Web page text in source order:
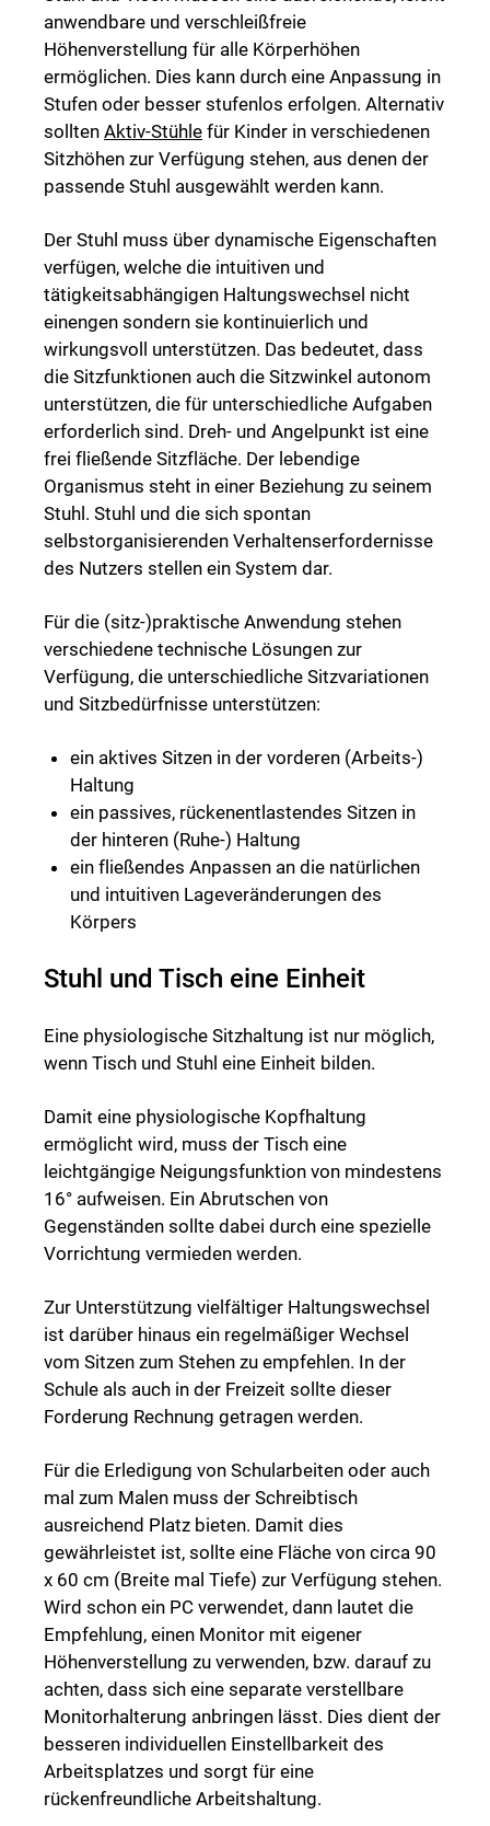
anwendbare und verschleißfreie
Höhenverstellung für alle Körperhöhen
ermöglichen. Dies kann durch eine Anpassung in
Stufen oder besser stufenlos erfolgen. Alternativ
sollten Aktiv-Stühle für Kinder in verschiedenen
Sitzhöhen zur Verfügung stehen, aus denen der
passende Stuhl ausgewählt werden kann.
Der Stuhl muss über dynamische Eigenschaften
verfügen, welche die intuitiven und
tätigkeitsabhängigen Haltungswechsel nicht
einengen sondern sie kontinuierlich und
wirkungsvoll unterstützen. Das bedeutet, dass
die Sitzfunktionen auch die Sitzwinkel autonom
unterstützen, die für unterschiedliche Aufgaben
erforderlich sind. Dreh- und Angelpunkt ist eine
frei fließende Sitzfläche. Der lebendige
Organismus steht in einer Beziehung zu seinem
Stuhl. Stuhl und die sich spontan
selbstorganisierenden Verhaltenserfordernisse
des Nutzers stellen ein System dar.
Für die (sitz-)praktische Anwendung stehen
verschiedene technische Lösungen zur
Verfügung, die unterschiedliche Sitzvariationen
und Sitzbedürfnisse unterstützen:
ein aktives Sitzen in der vorderen (Arbeits-)
Haltung
ein passives, rückenentlastendes Sitzen in
der hinteren (Ruhe-) Haltung
ein fließendes Anpassen an die natürlichen
und intuitiven Lageveränderungen des
Körpers
Stuhl und Tisch eine Einheit
Eine physiologische Sitzhaltung ist nur möglich,
wenn Tisch und Stuhl eine Einheit bilden.
Damit eine physiologische Kopfhaltung
ermöglicht wird, muss der Tisch eine
leichtgängige Neigungsfunktion von mindestens
16° aufweisen. Ein Abrutschen von
Gegenständen sollte dabei durch eine spezielle
Vorrichtung vermieden werden.
Zur Unterstützung vielfältiger Haltungswechsel
ist darüber hinaus ein regelmäßiger Wechsel
vom Sitzen zum Stehen zu empfehlen. In der
Schule als auch in der Freizeit sollte dieser
Forderung Rechnung getragen werden.
Für die Erledigung von Schularbeiten oder auch
mal zum Malen muss der Schreibtisch
ausreichend Platz bieten. Damit dies
gewährleistet ist, sollte eine Fläche von circa 90
x 60 cm (Breite mal Tiefe) zur Verfügung stehen.
Wird schon ein PC verwendet, dann lautet die
Empfehlung, einen Monitor mit eigener
Höhenverstellung zu verwenden, bzw. darauf zu
achten, dass sich eine separate verstellbare
Monitorhalterung anbringen lässt. Dies dient der
besseren individuellen Einstellbarkeit des
Arbeitsplatzes und sorgt für eine
rückenfreundliche Arbeitshaltung.